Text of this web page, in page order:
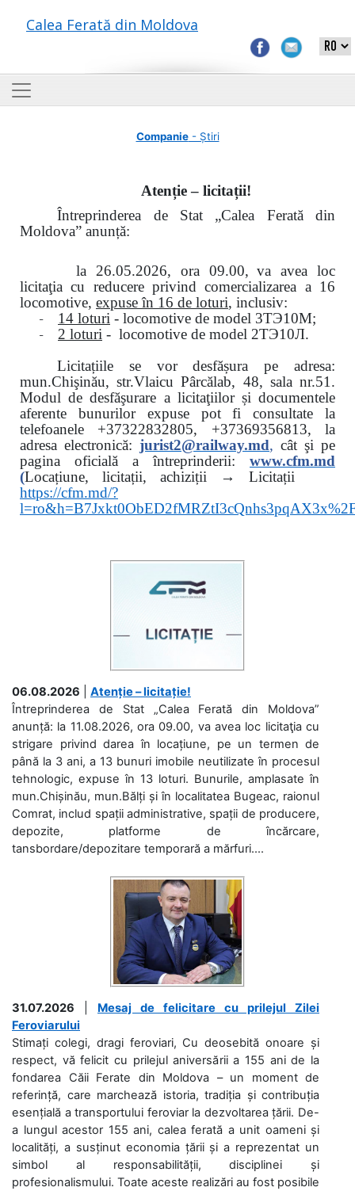
Calea Ferată din Moldova
Companie- Știri
Atenție – licitații!
Întreprinderea de Stat „Calea Ferată din
Moldova” anunță:
la 26.05.2026, ora 09.00, va avea loc
licitaţia cu reducere privind comercializarea a 16
locomotive, expuse în 16 de loturi, inclusiv:
- 14 loturi - locomotive de model 3ТЭ10М;
- 2 loturi - locomotive de model 2ТЭ10Л.
Licitațiile se vor desfășura pe adresa:
mun.Chişinău, str.Vlaicu Pârcălab, 48, sala nr.51.
Modul de desfăşurare a licitaţiilor și documentele
aferente bunurilor expuse pot fi consultate la
telefoanele +37322832805, +37369356813, la
adresa electronică: jurist2@railway.md, cât şi pe
pagina oficială a întreprinderii:
www.cfm.md
(Locațiune, licitații, achiziții → Licitații
https://cfm.md/?
06.08.2026
Atenție – licitație!
Întreprinderea de Stat „Calea Ferată din Moldova”
anunță: la 11.08.2026, ora 09.00, va avea loc licitaţia cu
strigare privind darea în locațiune, pe un termen de
până la 3 ani, a 13 bunuri imobile neutilizate în procesul
tehnologic, expuse în 13 loturi. Bunurile, amplasate în
mun.Chișinău, mun.Bălți și în localitatea Bugeac, raionul
Comrat, includ spații administrative, spații de producere,
depozite, platforme de încărcare,
tansbordare/depozitare temporară a mărfuri....
31.07.2026
Mesaj de felicitare cu prilejul Zilei
Feroviarului
Stimați colegi, dragi feroviari, Cu deosebită onoare și
respect, vă felicit cu prilejul aniversării a 155 ani de la
fondarea Căii Ferate din Moldova – un moment de
referință, care marchează istoria, tradiția și contribuția
esențială a transportului feroviar la dezvoltarea țării. De-
a lungul acestor 155 ani, calea ferată a unit oameni și
localități, a susținut economia țării și a reprezentat un
simbol al responsabilității, disciplinei și
profesionalismului. Toate aceste realizări au fost posibile